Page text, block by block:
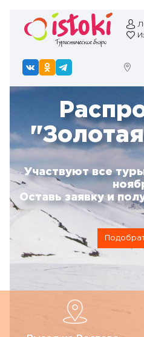
Участвуют все туры
Оставь заявку и